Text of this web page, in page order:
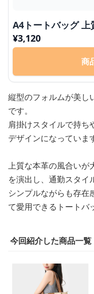
A4トートバッグ
¥3,120
商
縦型のフォルムが美し
です。
肩掛けスタイルで持ち
デザインになっていま
上質な本革の風合いが
を演出し、通勤スタイ
シンプルながらも存在
て愛用できるトートバ
今回紹介した商品一覧